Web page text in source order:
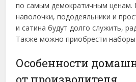
по самым демократичным ценам.
наволочки, пододеяльники и
и сатина будут долго служить,
Также можно приобрести наборы.
Особенности